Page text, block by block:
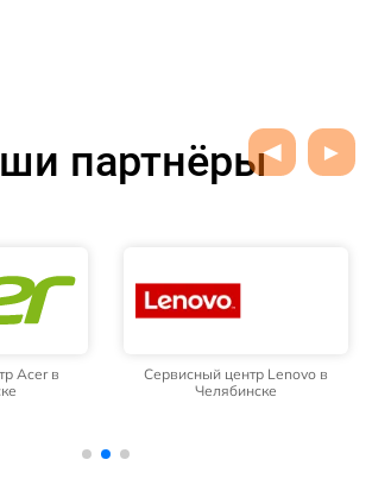
партнёры
Acer в
Сервисный центр Lenovo в
Челябинске